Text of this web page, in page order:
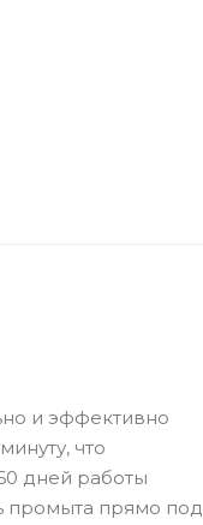
и эффективно
что
дней работы
промыта прямо под